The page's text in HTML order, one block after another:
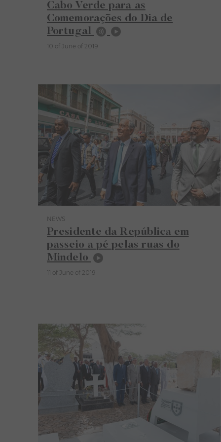
Cabo Verde para as
Comemorações do Dia de
Portugal
10 of June of 2019
Category News
NEWS
Presidente da República em
passeio a pé pelas ruas do
Mindelo
11 of June of 2019